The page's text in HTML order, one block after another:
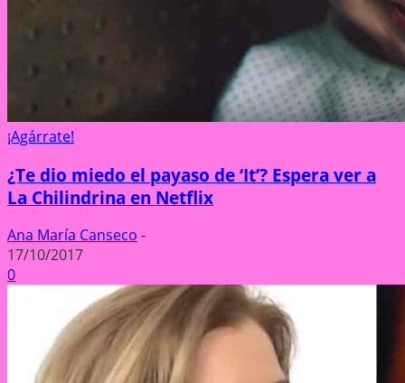
¡Agárrate!
¿Te dio miedo el payaso de ‘It’? Espera ver a
La Chilindrina en Netflix
Ana María Canseco -
17/10/2017
0